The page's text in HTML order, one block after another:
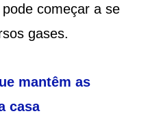
começar a se
gases.
mantêm as
casa